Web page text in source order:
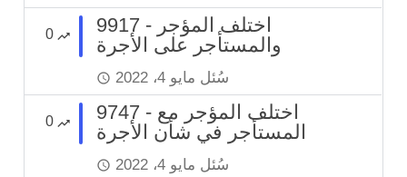
0
9917 - اختلف المؤجر
والمستأجر على الأجرة
سُئل مايو 4، 2022
0
9747 - اختلف المؤجر مع
المستأجر في شأن الأجرة
سُئل مايو 4، 2022